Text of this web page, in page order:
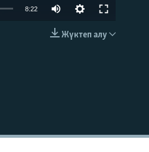
EMBED
8:22
Жүктеп алу